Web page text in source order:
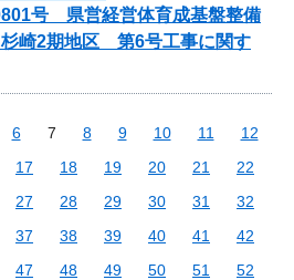
号 県営経営体育成基盤整備
崎2期地区 第6号工事に関す
6 7 8 9 10 11
12
17 18 19 20 21
22
27 28 29 30 31
32
37 38 39 40 41
42
47 48 49 50 51
52